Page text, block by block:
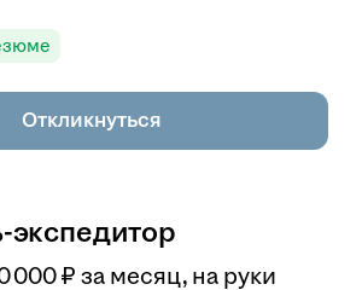
Откликнуться
экспедитор
000₽ за месяц, на руки